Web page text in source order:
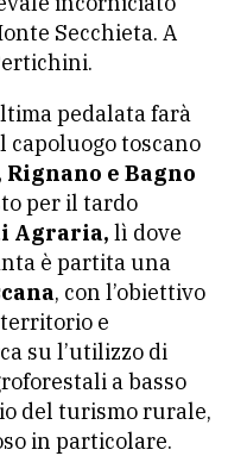
Secchieta. A
pedalata farà
toscano
e Bagno
per il tardo
Agraria, lì dove
è partita una
, con l’obiettivo
e
su l’utilizzo di
a basso
del turismo rurale,
in particolare.